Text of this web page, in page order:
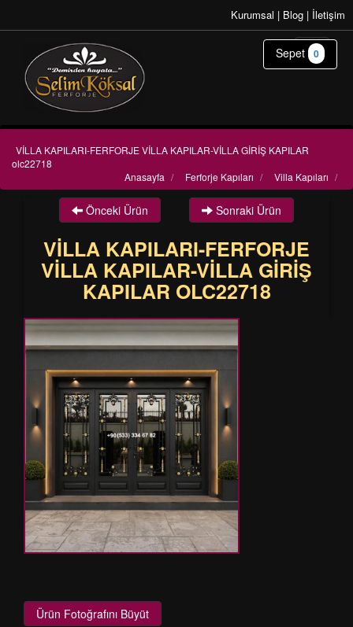
Kurumsal | Blog | İletişim
VİLLA KAPILARI-FERFORJE VİLLA KAPILAR-VİLLA GİRİŞ KAPILAR
olc22718
Villa Kapıları /
Ferforje Kapıları /
Anasayfa /
Önceki Ürün Sonraki Ürün
VİLLA KAPILARI-FERFORJE
VİLLA KAPILAR-VİLLA GİRİŞ
KAPILAR OLC22718
Ürün Fotoğrafını Büyüt
Sepet 0